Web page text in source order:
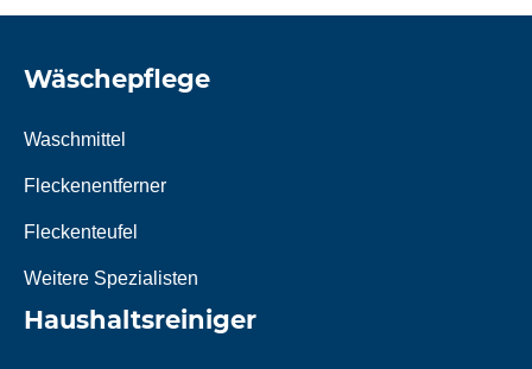
Wäschepflege
Waschmittel
Fleckenentferner
Fleckenteufel
Weitere Spezialisten
Haushaltsreiniger